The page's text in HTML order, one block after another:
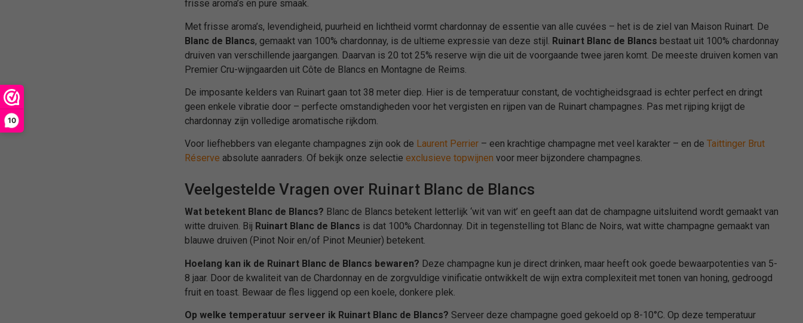
10
frisse aroma’s en pure smaak.
Met frisse aroma’s, levendigheid, puurheid en lichtheid vormt chardonnay de essentie van alle cuvées – het is de ziel van Maison Ruinart. De
Blanc de Blancs, gemaakt van 100% chardonnay, is de ultieme expressie van deze stijl. Ruinart Blanc de Blancs bestaat uit 100% chardonnay
druiven van verschillende jaargangen. Daarvan is 20 tot 25% reserve wijn die uit de voorgaande twee jaren komt. De meeste druiven komen van
Premier Cru-wijngaarden uit Côte de Blancs en Montagne de Reims.
De imposante kelders van Ruinart gaan tot 38 meter diep. Hier is de temperatuur constant, de vochtigheidsgraad is echter perfect en dringt
geen enkele vibratie door – perfecte omstandigheden voor het vergisten en rijpen van de Ruinart champagnes. Pas met rijping krijgt de
chardonnay zijn volledige aromatische rijkdom.
Voor liefhebbers van elegante champagnes zijn ook de Laurent Perrier– een krachtige champagne met veel karakter – en de Taittinger Brut
Réserve absolute aanraders. Of bekijk onze selectie exclusieve topwijnen voor meer bijzondere champagnes.
Veelgestelde Vragen over Ruinart Blanc de Blancs
Wat betekent Blanc de Blancs? Blanc de Blancs betekent letterlijk ‘wit van wit’ en geeft aan dat de champagne uitsluitend wordt gemaakt van
witte druiven. Bij Ruinart Blanc de Blancs is dat 100% Chardonnay. Dit in tegenstelling tot Blanc de Noirs, wat witte champagne gemaakt van
blauwe druiven (Pinot Noir en/of Pinot Meunier) betekent.
Hoelang kan ik de Ruinart Blanc de Blancs bewaren? Deze champagne kun je direct drinken, maar heeft ook goede bewaarpotenties van 5-
8 jaar. Door de kwaliteit van de Chardonnay en de zorgvuldige vinificatie ontwikkelt de wijn extra complexiteit met tonen van honing, gedroogd
fruit en toast. Bewaar de fles liggend op een koele, donkere plek.
Op welke temperatuur serveer ik Ruinart Blanc de Blancs? Serveer deze champagne goed gekoeld op 8-10°C. Op deze temperatuur